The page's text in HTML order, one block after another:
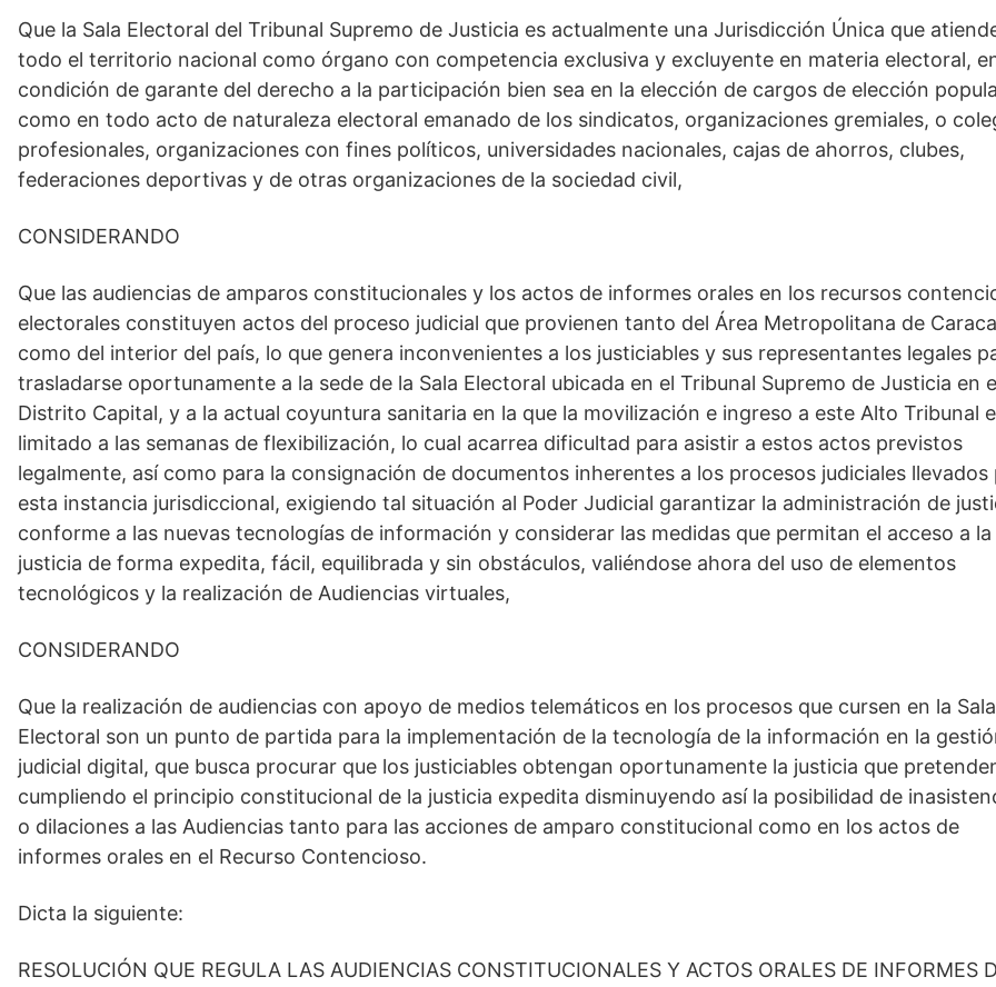
Que la Sala Electoral del Tribunal Supremo de Justicia es actualmente una Jurisdicción Única que
todo el territorio nacional como órgano con competencia exclusiva y excluyente en materia electoral,
condición de garante del derecho a la participación bien sea en la elección de cargos de elección
como en todo acto de naturaleza electoral emanado de los sindicatos, organizaciones gremiales, o
profesionales, organizaciones con fines políticos, universidades nacionales, cajas de ahorros, clubes,
federaciones deportivas y de otras organizaciones de la sociedad civil,
CONSIDERANDO
Que las audiencias de amparos constitucionales y los actos de informes orales en los recursos
electorales constituyen actos del proceso judicial que provienen tanto del Área Metropolitana de
como del interior del país, lo que genera inconvenientes a los justiciables y sus representantes legales
trasladarse oportunamente a la sede de la Sala Electoral ubicada en el Tribunal Supremo de Justicia en
Distrito Capital, y a la actual coyuntura sanitaria en la que la movilización e ingreso a este Alto Tribunal
limitado a las semanas de flexibilización, lo cual acarrea dificultad para asistir a estos actos previstos
legalmente, así como para la consignación de documentos inherentes a los procesos judiciales llevados
esta instancia jurisdiccional, exigiendo tal situación al Poder Judicial garantizar la administración de
conforme a las nuevas tecnologías de información y considerar las medidas que permitan el acceso a la
justicia de forma expedita, fácil, equilibrada y sin obstáculos, valiéndose ahora del uso de elementos
tecnológicos y la realización de Audiencias virtuales,
CONSIDERANDO
Que la realización de audiencias con apoyo de medios telemáticos en los procesos que cursen en la Sala
Electoral son un punto de partida para la implementación de la tecnología de la información en la
judicial digital, que busca procurar que los justiciables obtengan oportunamente la justicia que
cumpliendo el principio constitucional de la justicia expedita disminuyendo así la posibilidad de
o dilaciones a las Audiencias tanto para las acciones de amparo constitucional como en los actos de
informes orales en el Recurso Contencioso.
Dicta la siguiente:
RESOLUCIÓN QUE REGULA LAS AUDIENCIAS CONSTITUCIONALES Y ACTOS ORALES DE INFORMES